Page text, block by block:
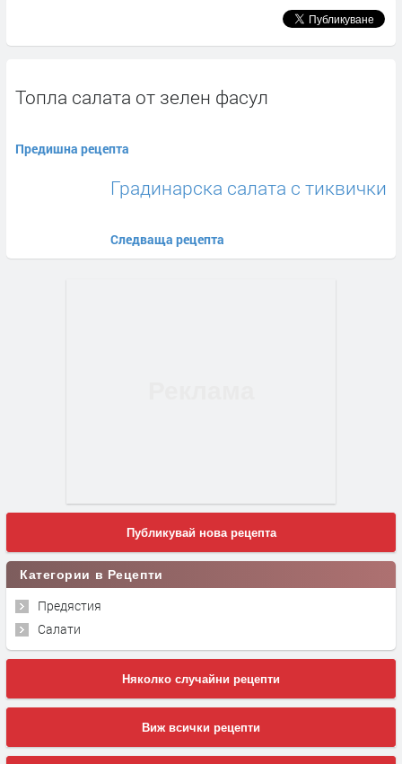
Топла салата от зелен фасул
Предишна рецепта
Градинарска салата с тиквички
Следваща рецепта
Публикувай нова рецепта
Категории в Рецепти
Предястия
Салати
Няколко случайни рецепти
Виж всички рецепти